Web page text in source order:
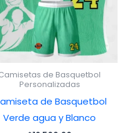
de Basquetbol
Personalizadas
de Basquetbol
Verde agua y Blanco